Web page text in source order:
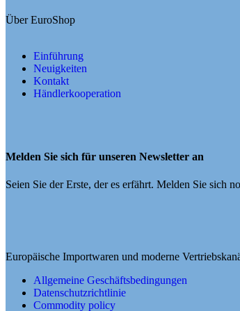
Über EuroShop
Einführung
Neuigkeiten
Kontakt
Händlerkooperation
Melden Sie sich für unseren Newsletter an
Seien Sie der Erste, der es erfährt. Melden Sie sich
Europäische Importwaren und moderne
Allgemeine Geschäftsbedingungen
Datenschutzrichtlinie
Commodity policy